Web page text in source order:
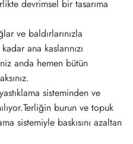
devrimsel bir tasarıma
ve baldırlarınızla
ana kaslarınızı
anda hemen bütün
sisteminden ve
burun ve topuk
sistemiyle baskısını azaltan